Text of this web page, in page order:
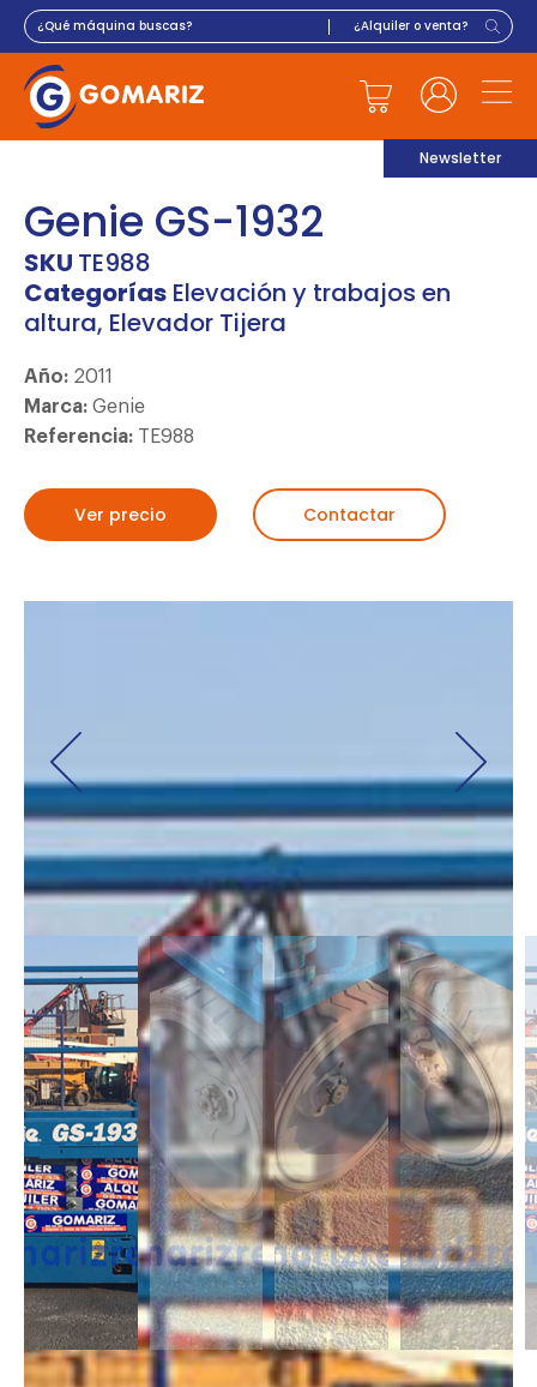
Newsletter
Genie GS-1932
SKU TE988
Categorías Elevación y trabajos en
altura, Elevador Tijera
Año: 2011
Marca: Genie
Referencia: TE988
Ver precio Contactar